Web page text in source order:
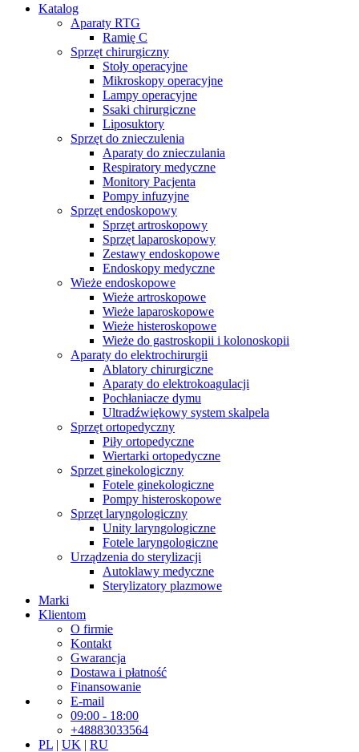
Katalog
Aparaty RTG
Ramię C
Sprzęt chirurgiczny
Stoły operacyjne
Mikroskopy operacyjne
Lampy operacyjne
Ssaki chirurgiczne
Liposuktory
Sprzęt do znieczulenia
Aparaty do znieczulania
Respiratory medyczne
Monitory Pacjenta
Pompy infuzyjne
Sprzęt endoskopowy
Sprzęt artroskopowy
Sprzęt laparoskopowy
Zestawy endoskopowe
Endoskopy medyczne
Wieże endoskopowe
Wieże artroskopowe
Wieże laparoskopowe
Wieże histeroskopowe
Wieże do gastroskopii i kolonoskopii
Aparaty do elektrochirurgii
Ablatory chirurgiczne
Aparaty do elektrokoagulacji
Pochłaniacze dymu
Ultradźwiękowy system skalpela
Sprzęt ortopedyczny
Piły ortopedyczne
Wiertarki ortopedyczne
Sprzet ginekologiczny
Fotele ginekologiczne
Pompy histeroskopowe
Sprzęt laryngologiczny
Unity laryngologiczne
Fotele laryngologiczne
Urządzenia do sterylizacji
Autoklawy medyczne
Sterylizatory plazmowe
Marki
Klientom
O firmie
Kontakt
Gwarancja
Dostawa i płatność
Finansowanie
E-mail
09:00 - 18:00
+48883033564
PL | UK | RU